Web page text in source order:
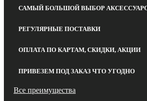
САМЫЙ БОЛЬШОЙ ВЫБОР
РЕГУЛЯРНЫЕ ПОСТАВКИ
ОПЛАТА ПО КАРТАМ, СКИДКИ, АКЦИИ
ПРИВЕЗЕМ ПОД ЗАКАЗ ЧТО УГОДНО
Все преимущества